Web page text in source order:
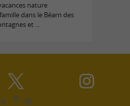
nature
dans le Béarn des
et ...